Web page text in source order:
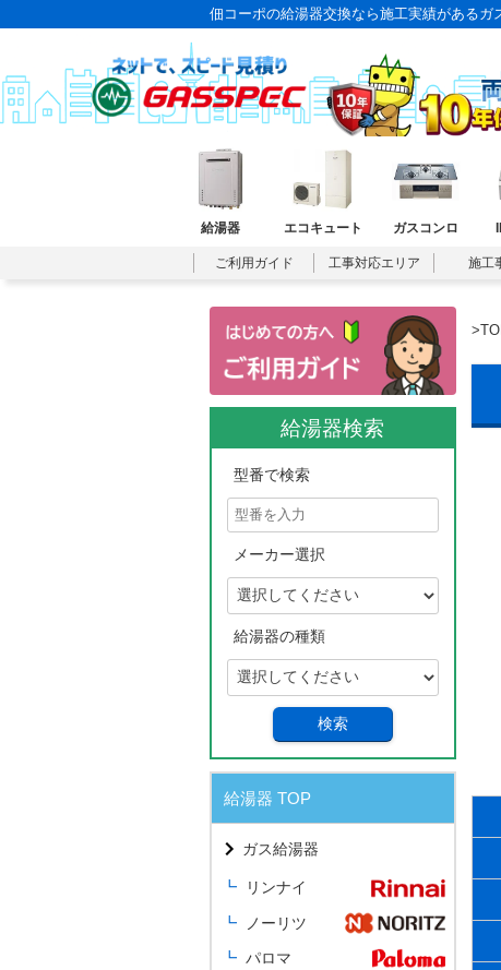
佃コーポの給湯器交換なら施工実績があるガ
給湯器 エコキュート ガスコンロ
ご利用ガイド 工事対応エリア 施工
>
給湯器検索
型番で検索
メーカー選択
給湯器の種類
検索
給湯器 TOP
ガス給湯器
リンナイ
ノーリツ
パロマ